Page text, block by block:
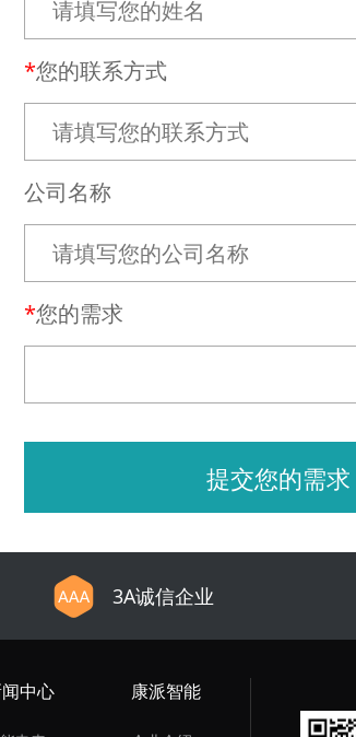
您的联系方式
公司名称
您的需求
提交您的需求
3A诚信企业
中心 康派智能